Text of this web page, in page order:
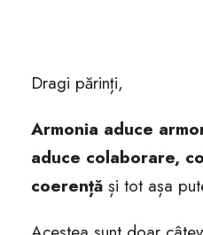
Dragi părinți,
Armonia aduce
aduce colaborare,
coerență și tot așa